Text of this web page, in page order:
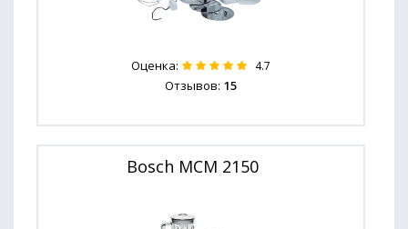
Оценка: 4.7
Отзывов: 15
Bosch MCM 2150